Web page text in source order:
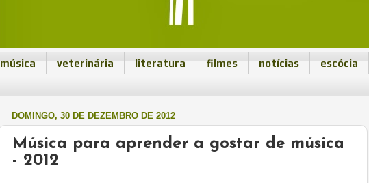
música veterinária literatura filmes notícias escócia
DOMINGO, 30 DE DEZEMBRO DE 2012
Música para aprender a gostar de música
- 2012